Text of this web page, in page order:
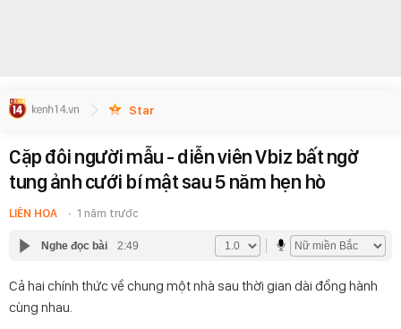
Star
Cặp đôi người mẫu - diễn viên Vbiz bất ngờ
tung ảnh cưới bí mật sau 5 năm hẹn hò
LIÊN HOA 1 năm trước
Nghe đọc bài 2:49
Cả hai chính thức về chung một nhà sau thời gian dài đồng hành
cùng nhau.